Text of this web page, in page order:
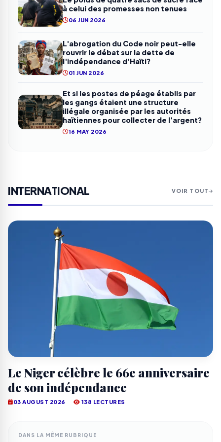
à celui des promesses non tenues
06 JUN 2026
L'abrogation du Code noir peut-elle
rouvrir le débat sur la dette de
l'indépendance d'Haïti?
01 JUN 2026
Et si les postes de péage établis par
les gangs étaient une structure
illégale organisée par les autorités
haïtiennes pour collecter de l'argent?
16 MAY 2026
INTERNATIONAL VOIR TOUT
Le Niger célèbre le 66e anniversaire
de son indépendance
03 AUGUST 2026 138 LECTURES
DANS LA MÊME RUBRIQUE